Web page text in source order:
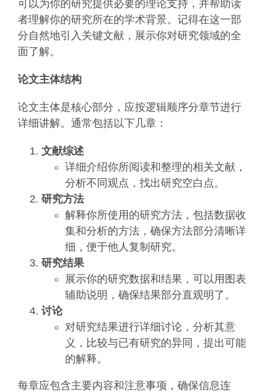
可以为你的研究提供必要的理论支持，并帮助读
者理解你的研究所在的学术背景。记得在这一部
分自然地引入关键文献，展示你对研究领域的全
面了解。
论文主体结构
论文主体是核心部分，应按逻辑顺序分章节进行
详细讲解。通常包括以下几章：
文献综述
详细介绍你所阅读和整理的相关文献，
分析不同观点，找出研究空白点。
研究方法
解释你所使用的研究方法，包括数据收
集和分析的方法，确保方法部分清晰详
细，便于他人复制研究。
研究结果
展示你的研究数据和结果，可以用图表
辅助说明，确保结果部分直观明了。
讨论
对研究结果进行详细讨论，分析其意
义，比较与已有研究的异同，提出可能
的解释。
每章应包含主要内容和注意事项，确保信息连